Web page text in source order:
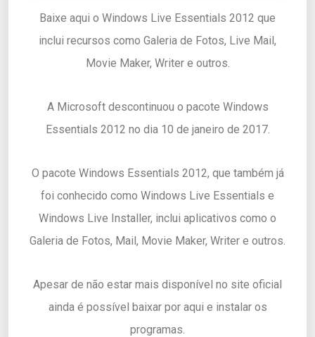
Baixe aqui o Windows Live Essentials 2012 que
inclui recursos como Galeria de Fotos, Live Mail,
Movie Maker, Writer e outros.
A Microsoft descontinuou o pacote Windows
Essentials 2012 no dia 10 de janeiro de 2017.
O pacote Windows Essentials 2012, que também já
foi conhecido como Windows Live Essentials e
Windows Live Installer, inclui aplicativos como o
Galeria de Fotos, Mail, Movie Maker, Writer e outros.
Apesar de não estar mais disponível no site oficial
ainda é possível baixar por aqui e instalar os
programas.